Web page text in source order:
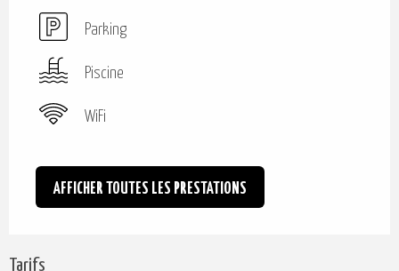
Parking
Piscine
WiFi
AFFICHER TOUTES LES PRESTATIONS
Tarifs